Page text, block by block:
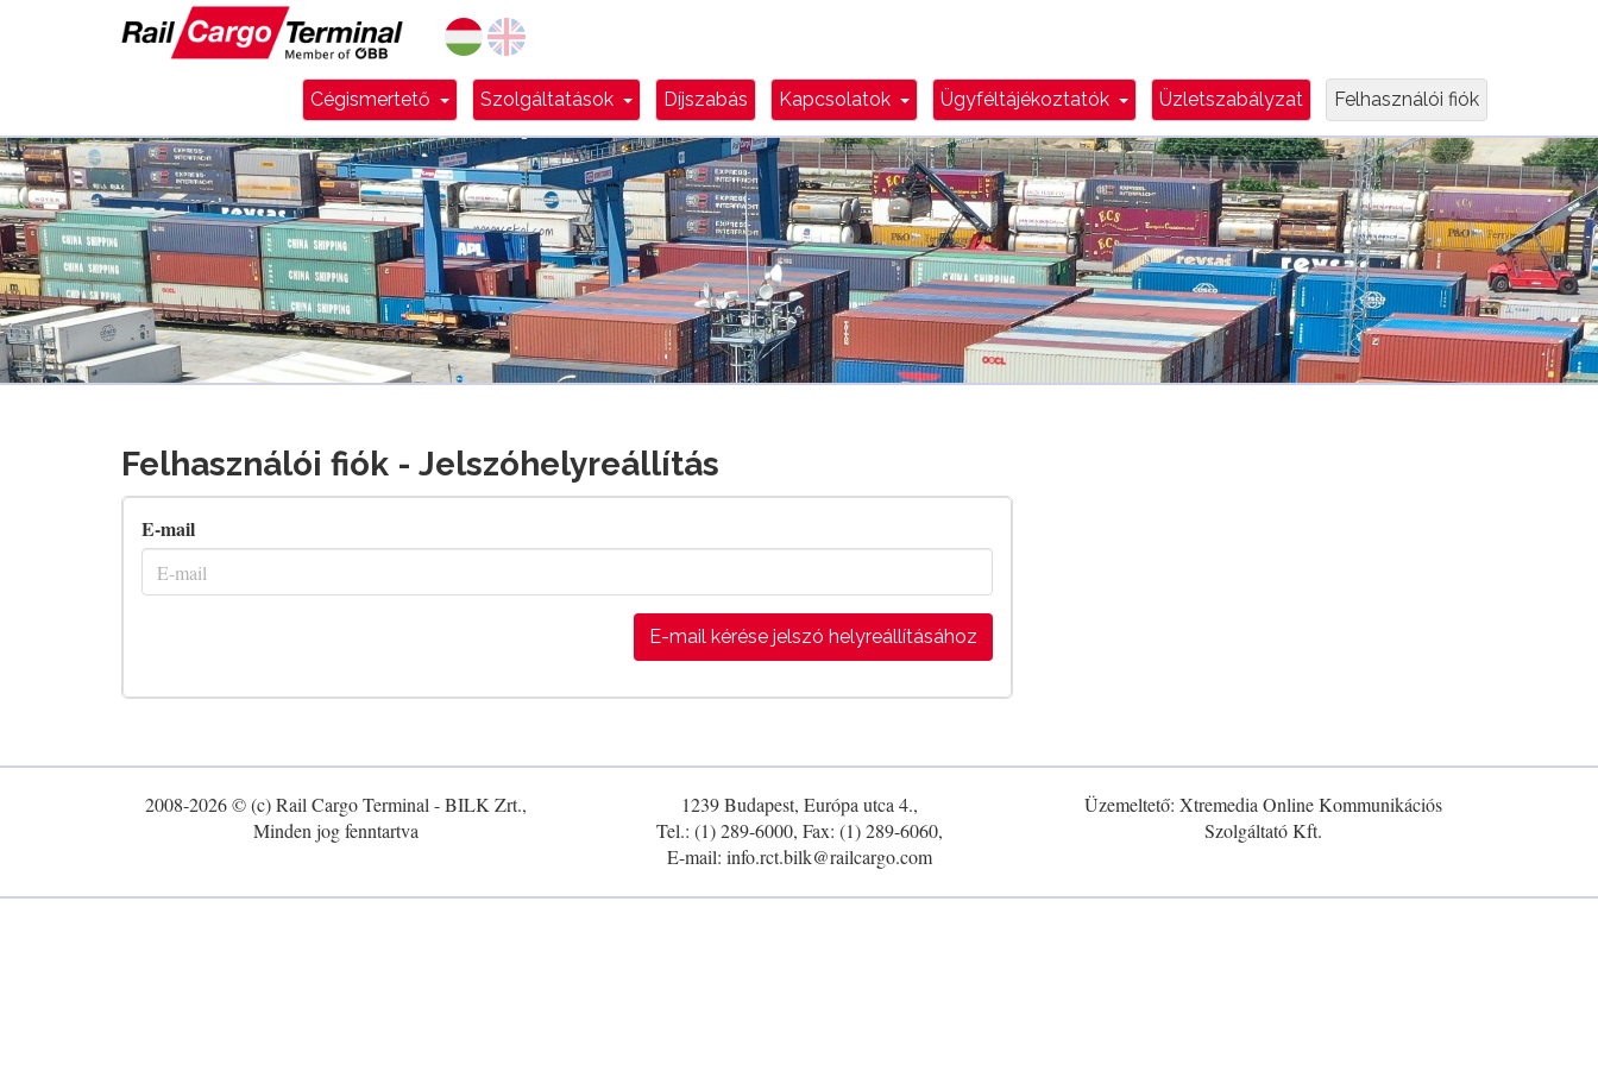
Cégismertető Dropdown Toggle
Szolgáltatások Dropdown Toggle
Díjszabás Kapcsolatok Dropdown Toggle
Ügyféltájékoztatók Dropdown Toggle
Üzletszabályzat Felhasználói fiók
Felhasználói fiók - Jelszóhelyreállítás
E-mail
E-mail kérése jelszó helyreállításához
2008-2026 © (c) Rail Cargo Terminal - BILK Zrt.,
Minden jog fenntartva
1239 Budapest, Európa utca 4.,
Tel.: (1) 289-6000, Fax: (1) 289-6060,
E-mail: info.rct.bilk@railcargo.com
Üzemeltető: Xtremedia Online Kommunikációs
Szolgáltató Kft.